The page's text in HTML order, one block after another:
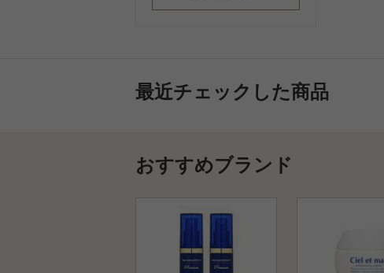
最近チェックした商品
おすすめブランド